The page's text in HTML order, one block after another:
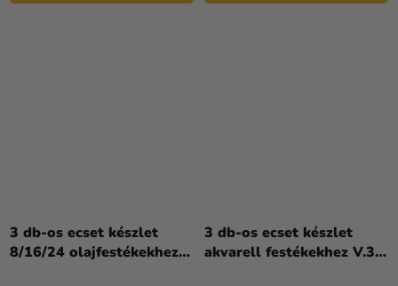
3 db-os ecset készlet
8/16/24 olajfestékekhez
3 db-os ecset készlet
akvarell festékekhez V.3